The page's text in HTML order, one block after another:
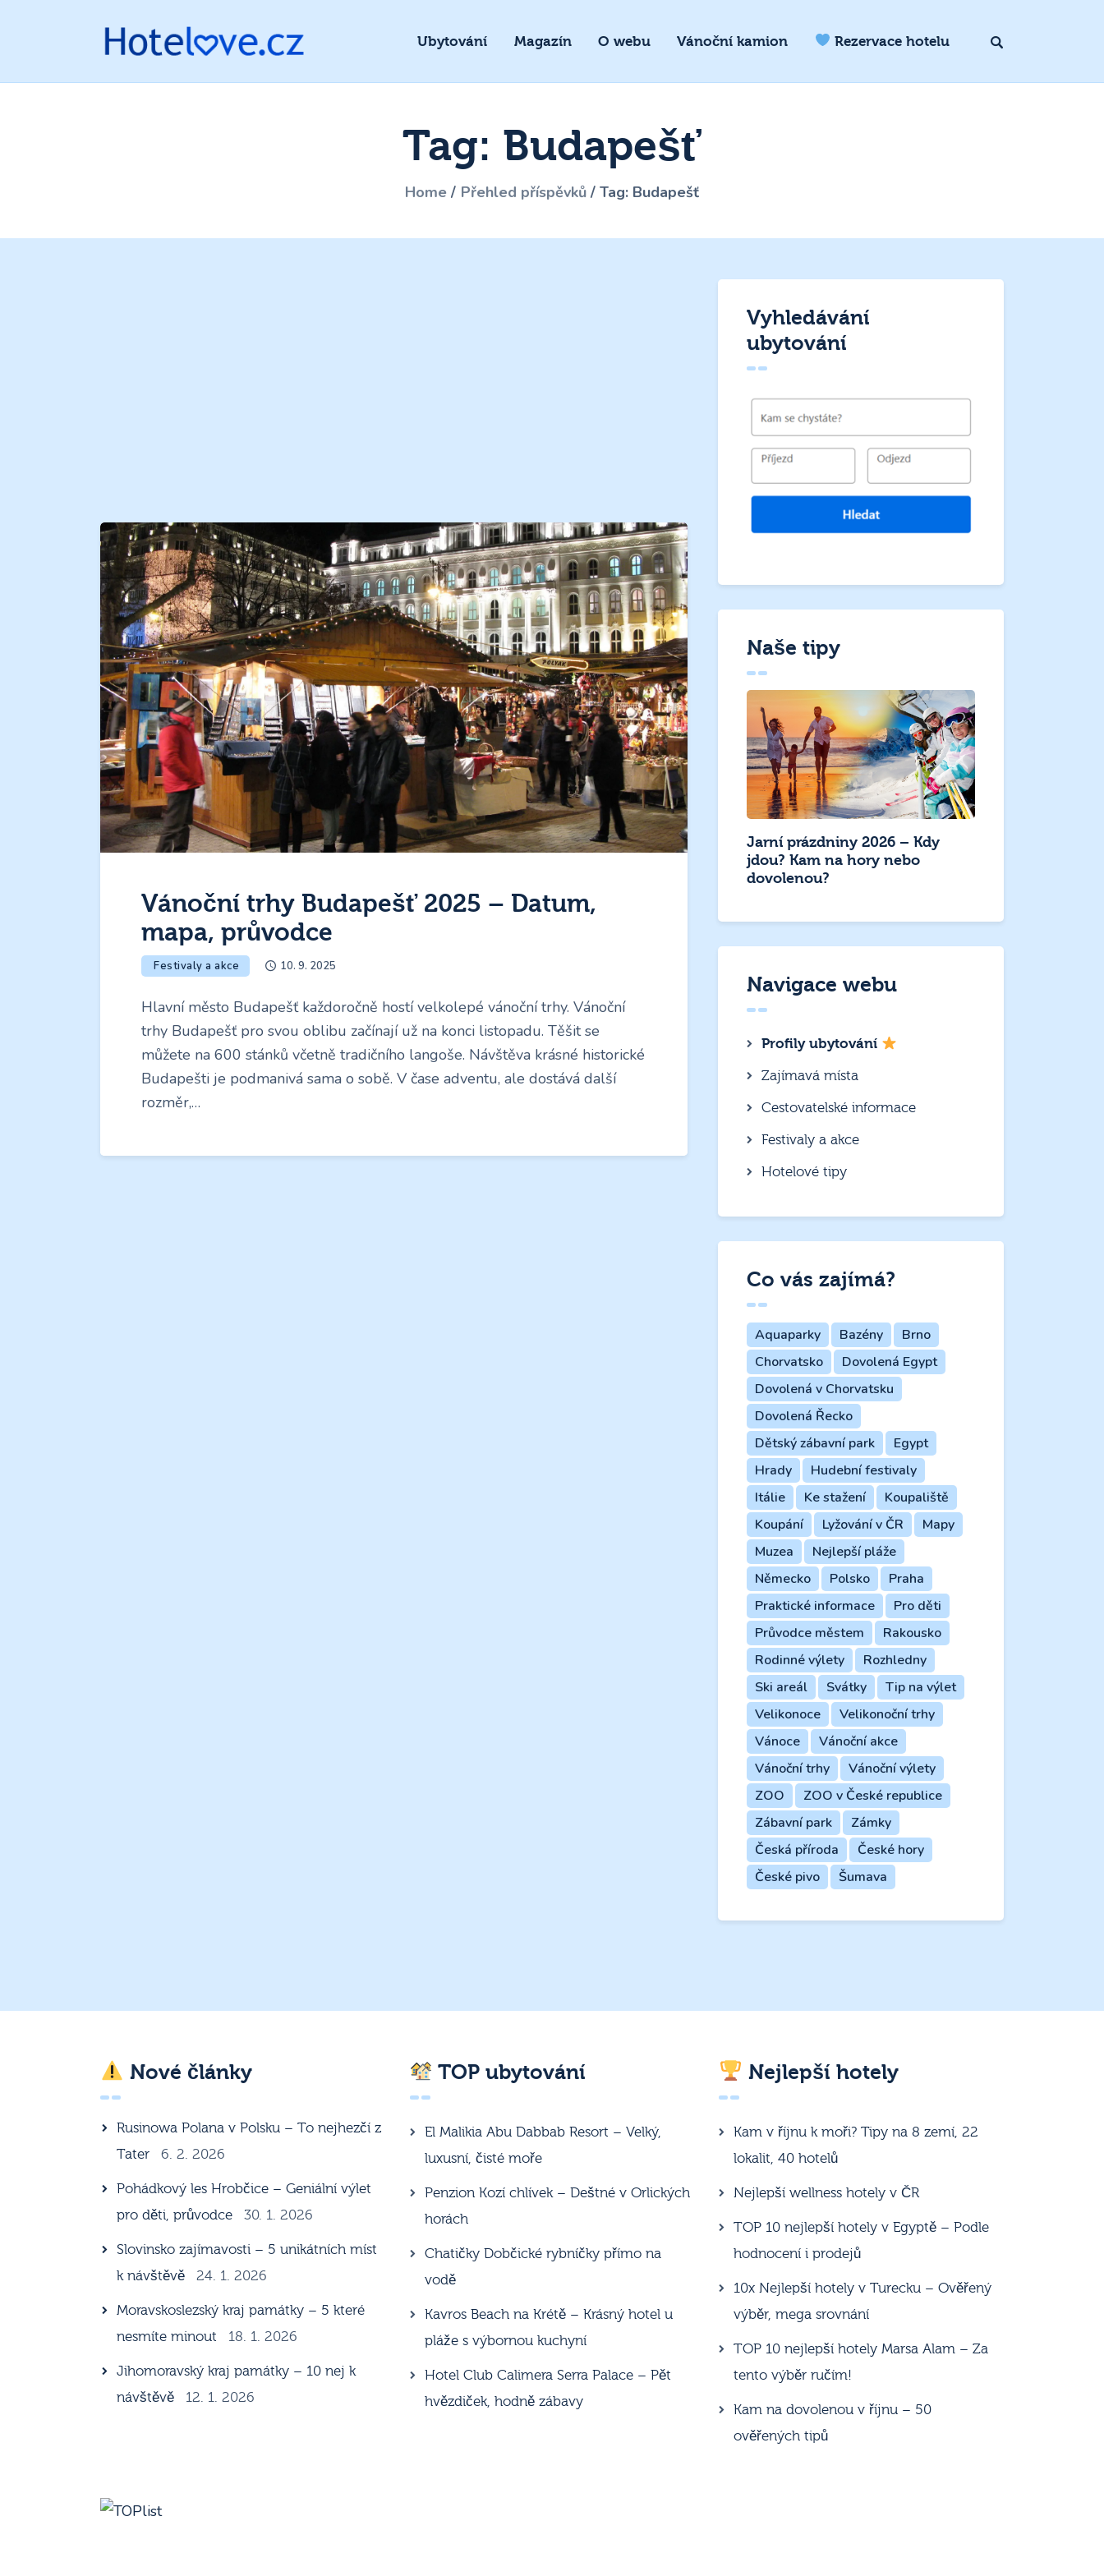
Ubytování Magazín O webu Vánoční kamion Rezervace hotelu
Tag: Budapešť
Home Přehled příspěvků Tag: Budapešť
Vánoční trhy Budapešť 2025 – Datum,
mapa, průvodce
Festivaly a akce 10. 9. 2025
Hlavní město Budapešť každoročně hostí velkolepé vánoční trhy. Vánoční
trhy Budapešť pro svou oblibu začínají už na konci listopadu. Těšit se
můžete na 600 stánků včetně tradičního langoše. Návštěva krásné historické
Budapešti je podmanivá sama o sobě. V čase adventu, ale dostává další
rozměr,…
Vyhledávání
ubytování
Naše tipy
Jarní prázdniny 2026 – Kdy
jdou? Kam na hory nebo
dovolenou?
Navigace webu
Profily ubytování
Zajímavá místa
Cestovatelské informace
Festivaly a akce
Hotelové tipy
Co vás zajímá?
Aquaparky Bazény
Brno
Chorvatsko
Dovolená Egypt
Dovolená v Chorvatsku
Dovolená Řecko
Dětský zábavní park
Egypt
Hrady
Hudební festivaly
Itálie
Ke stažení
Koupaliště
Koupání
Lyžování v ČR
Mapy
Muzea
Nejlepší pláže
Německo
Polsko
Praha
Praktické informace
Pro děti
Průvodce městem
Rakousko
Rodinné výlety
Rozhledny
Ski areál
Svátky
Tip na výlet
Velikonoce
Velikonoční trhy
Vánoce
Vánoční akce
Vánoční trhy
Vánoční výlety
ZOO
ZOO v České republice
Zábavní park
Zámky
Česká příroda
České hory
České pivo
Šumava
Nové články
Rusinowa Polana v Polsku – To nejhezčí z
Tater
6. 2. 2026
Pohádkový les Hrobčice – Geniální výlet
pro děti, průvodce
30. 1. 2026
Slovinsko zajímavosti – 5 unikátních míst
k návštěvě
24. 1. 2026
Moravskoslezský kraj památky – 5 které
nesmíte minout
18. 1. 2026
Jihomoravský kraj památky – 10 nej k
návštěvě
12. 1. 2026
TOP ubytování
El Malikia Abu Dabbab Resort – Velký,
luxusní, čisté moře
Penzion Kozí chlívek – Deštné v Orlických
horách
Chatičky Dobčické rybníčky přímo na
vodě
Kavros Beach na Krétě – Krásný hotel u
pláže s výbornou kuchyní
Hotel Club Calimera Serra Palace – Pět
hvězdiček, hodně zábavy
Nejlepší hotely
Kam v říjnu k moři? Tipy na 8 zemí, 22
lokalit, 40 hotelů
Nejlepší wellness hotely v ČR
TOP 10 nejlepší hotely v Egyptě – Podle
hodnocení i prodejů
10x Nejlepší hotely v Turecku – Ověřený
výběr, mega srovnání
TOP 10 nejlepší hotely Marsa Alam – Za
tento výběr ručím!
Kam na dovolenou v říjnu – 50
ověřených tipů